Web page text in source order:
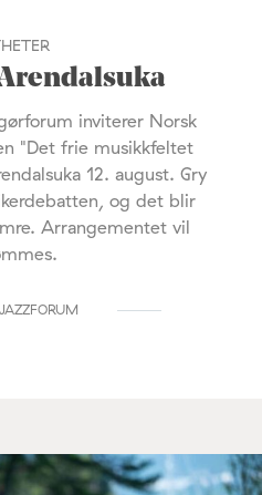
inviterer Norsk
"Det frie musikkfeltet
12. august. Gry
og det blir
Arrangementet vil